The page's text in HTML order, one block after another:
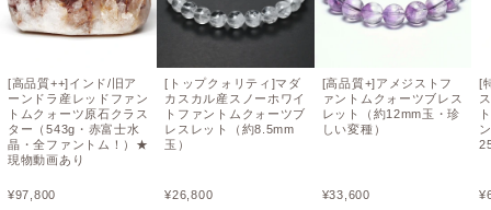
[高品質++]インド/旧ア
ーンドラ産レッドファン
トムクォーツ原石クラス
ター（543g・赤富士水
晶・全ファントム！）★
現物動画あり
¥97,800
[トップクォリティ]マダ
カスカル産スノーホワイ
トファントムクォーツブ
レスレット（約8.5mm
玉）
¥26,800
[高品質+]アメジストフ
ァントムクォーツブレス
レット（約12mm玉・珍
しい変種）
¥33,600
[
¥